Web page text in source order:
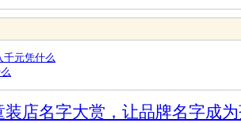
装店名字大赏，让品牌名字成